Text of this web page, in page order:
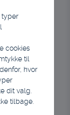
eller
fortolkning,
ansat som
tilknytning
typer
cookies
til
hvor
dit valg.
tilbage.